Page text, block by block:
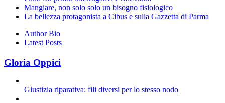
Mangiare, non solo solo un bisogno fisiologico
La bellezza protagonista a Cibus e sulla Gazzetta di Parma
Author Bio
Latest Posts
Gloria Oppici
Giustizia riparativa: fili diversi per lo stesso nodo